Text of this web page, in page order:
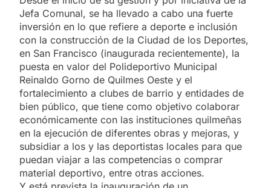
Jefa Comunal, se ha llevado a cabo una fuerte
inversión en lo que refiere a deporte e inclusión
con la construcción de la Ciudad de los Deportes,
en San Francisco (inaugurada recientemente), la
puesta en valor del Polideportivo Municipal
Reinaldo Gorno de Quilmes Oeste y el
fortalecimiento a clubes de barrio y entidades de
bien público, que tiene como objetivo colaborar
económicamente con las instituciones quilmeñas
en la ejecución de diferentes obras y mejoras, y
subsidiar a los y las deportistas locales para que
puedan viajar a las competencias o comprar
material deportivo, entre otras acciones.